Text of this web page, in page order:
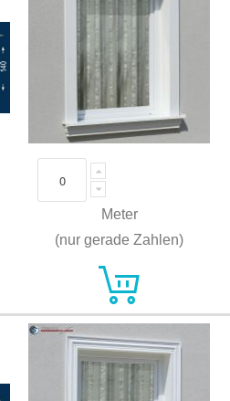
Meter
(nur gerade Zahlen)